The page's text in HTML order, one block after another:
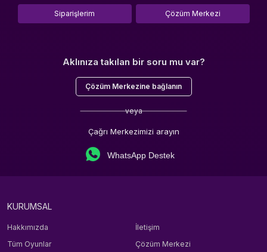
Siparişlerim Çözüm Merkezi
Aklınıza takılan bir soru mu var?
Çözüm Merkezine bağlanın
veya
Çağrı Merkezimizi arayın
WhatsApp Destek
KURUMSAL
Hakkımızda
İletişim
Tüm Oyunlar
Çözüm Merkezi